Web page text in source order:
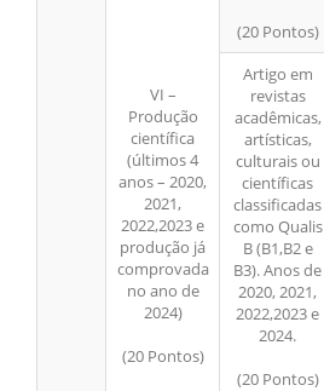
VI –
Produção
científica
(últimos 4
anos – 2020,
2021,
2022,2023 e
produção já
comprovada
no ano de
2024)
(20 Pontos)
(20 Pontos)
Artigo em
revistas
acadêmicas,
artísticas,
culturais ou
científicas
classificadas
como Qualis
B (B1,B2 e
B3). Anos de
2020, 2021,
2022,2023 e
2024.
(20 Pontos)